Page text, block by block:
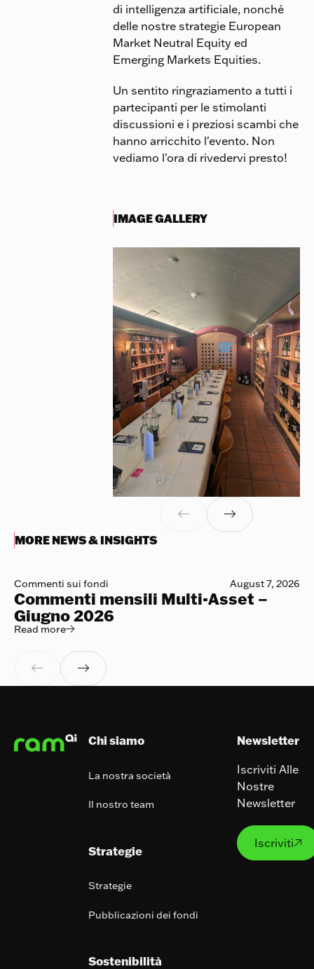
di intelligenza artificiale, nonché
delle nostre strategie European
Market Neutral Equity ed
Emerging Markets Equities.
Un sentito ringraziamento a tutti i
partecipanti per le stimolanti
discussioni e i preziosi scambi che
hanno arricchito l'evento. Non
vediamo l'ora di rivedervi presto!
IMAGE GALLERY
 
MORE NEWS & INSIGHTS
Commenti sui fondi August 7, 2026
Commenti mensili Multi-Asset –
Giugno 2026
Read more
Read more
 
Chi siamo
La nostra società
Il nostro team
Strategie
Strategie
Pubblicazioni dei fondi
Sostenibilità
Newsletter
Iscriviti Alle
Nostre
Newsletter
Iscriviti